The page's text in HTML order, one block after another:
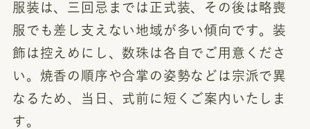
服装は、三回忌までは正式装、その後は略喪
服でも差し支えない地域が多い傾向です。装
飾は控えめにし、数珠は各自でご用意くださ
い。焼香の順序や合掌の姿勢などは宗派で異
なるため、当日、式前に短くご案内いたしま
す。